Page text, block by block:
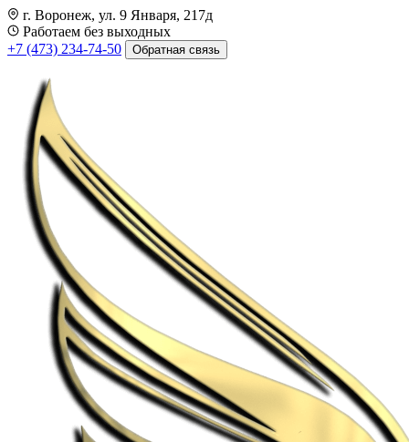
г. Воронеж, ул. 9 Января, 217д
Работаем без выходных
+7 (473) 234-74-50
Обратная связь